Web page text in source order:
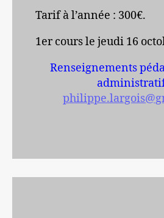
Tarif à l’année : 300€.
1er cours le jeudi 16
Renseignements